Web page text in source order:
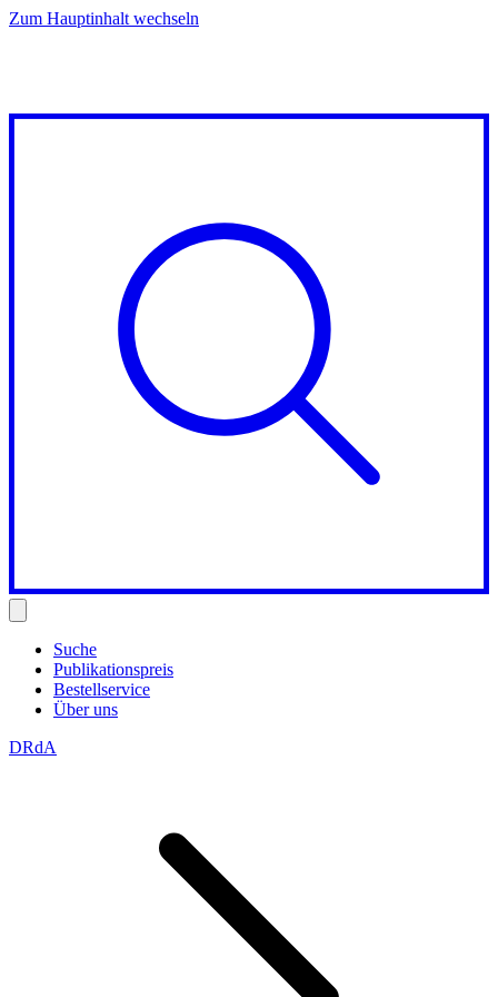
Zum Hauptinhalt wechseln
Suche
Publikationspreis
Bestellservice
Über uns
DRdA